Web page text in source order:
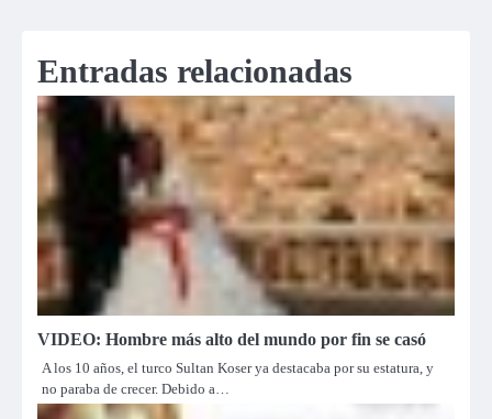
Entradas relacionadas
VIDEO: Hombre más alto del mundo por fin se casó
A los 10 años, el turco Sultan Koser ya destacaba por su estatura, y
no paraba de crecer. Debido a…